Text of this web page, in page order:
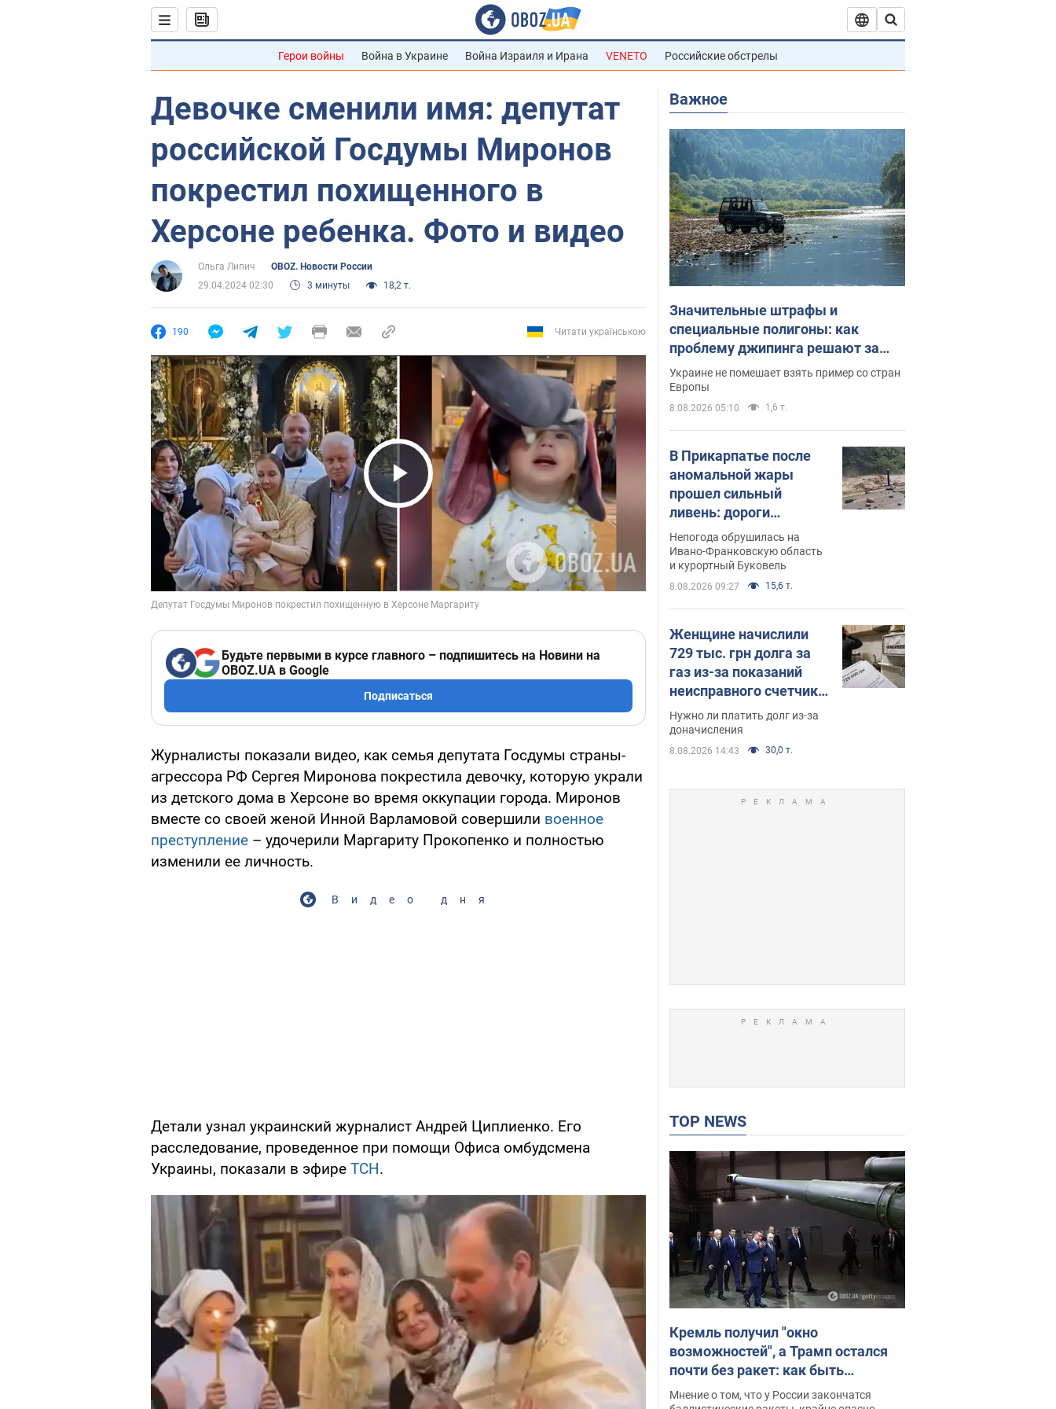
Герои войны Война в Украине Война Израиля и Ирана VENETO Российские обстрелы
Девочке сменили имя: депутат
российской Госдумы Миронов
покрестил похищенного в
Херсоне ребенка. Фото и видео
Ольга Липич
OBOZ. Новости России
29.04.2024 02:30
3 минуты 18,2 т.
190 Читати українською
Play Video
Будьте первыми в курсе главного – подпишитесь на Новини на
OBOZ.UA в Google
Подписаться
Журналисты показали видео, как семья депутата Госдумы страны-
агрессора РФ Сергея Миронова покрестила девочку, которую украли
из детского дома в Херсоне во время оккупации города. Миронов
вместе со своей женой Инной Варламовой совершили военное
преступление – удочерили Маргариту Прокопенко и полностью
изменили ее личность.
Видео дня
Детали узнал украинский журналист Андрей Циплиенко. Его
расследование, проведенное при помощи Офиса омбудсмена
Украины, показали в эфире ТСН.
Важное
Значительные штрафы и
специальные полигоны: как
проблему джипинга решают за
границей
Украине не помешает взять пример со стран
Европы
8.08.2026 05:10 1,6 т.
В Прикарпатье после
аномальной жары
прошел сильный
ливень: дороги
превратились в реки.
Видео
Непогода обрушилась на
Ивано-Франковскую область
и курортный Буковель
8.08.2026 09:27 15,6 т.
Женщине начислили
729 тыс. грн долга за
газ из-за показаний
неисправного счетчика:
судья вынес
неожиданное решение
Нужно ли платить долг из-за
доначисления
8.08.2026 14:43 30,0 т.
TOP NEWS
Кремль получил "окно
возможностей", а Трамп остался
почти без ракет: как быть
Украине? Интервью с Мельником
Мнение о том, что у России закончатся